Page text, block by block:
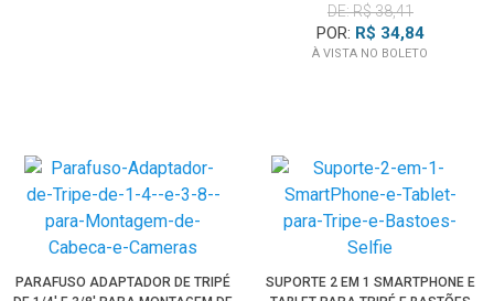
DE: R$ 38,41
POR: R$ 34,84
À VISTA NO BOLETO
PARAFUSO ADAPTADOR DE TRIPÉ
SUPORTE 2 EM 1 SMARTPHONE E